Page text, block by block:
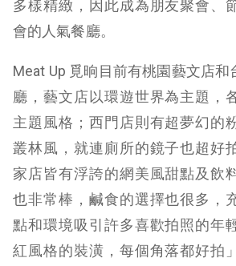
多樣精緻，因此成為朋友聚會、
會的人氣餐廳。
Meat Up 覓晌目前有桃園藝文店
廳，藝文店以環遊世界為主題，
主題風格；西門店則有超夢幻的
叢林風，就連廁所的鏡子也超好
家店皆有浮誇的網美風甜點及飲
也非常棒，鹹食的選擇也很多，
點和環境吸引許多喜歡拍照的年
紅風格的裝潢，每個角落都好拍